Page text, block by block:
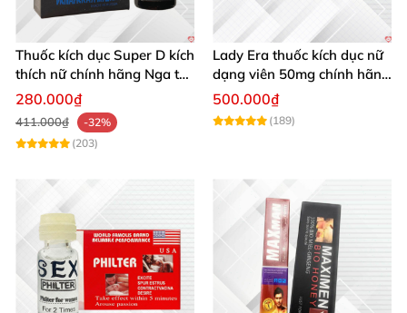
Thuốc kích dục Super D kích
thích nữ chính hãng Nga tác
dụng mạnh
280.000₫
411.000₫
-32%
(203)
Lady Era thuốc kích dục nữ
dạng viên 50mg chính hãng
pfizer Mỹ tăng hưng phấn
nữ
500.000₫
(189)